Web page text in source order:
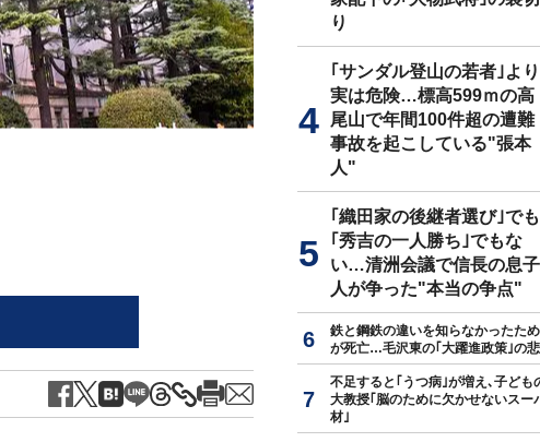
ワタミオーガニックランドについて説
高田市長（右）＝2021年4月7日、岩手県
り
｢サンダル登山の若者｣より
実は危険…標高599ｍの高
尾山で年間100件超の遭難
事故を起こしている"張本
人"
｢織田家の後継者選び｣でも
｢秀吉の一人勝ち｣でもな
い…清洲会議で信長の息
人が争った"本当の争点"
鉄と鋼鉄の違いを知らなかったた
が死亡…毛沢東の｢大躍進政策｣の
不足すると｢うつ病｣が増え､子ど
大教授｢脳のために欠かせないスー
材｣